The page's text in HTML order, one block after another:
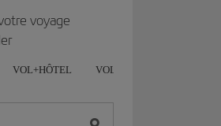
voyage
VOL+HÔTEL VOL+VOITURE